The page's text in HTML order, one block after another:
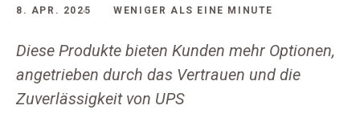
8. APR. 2025 WENIGER ALS EINE MINUTE
Diese Produkte bieten Kunden mehr Optionen,
angetrieben durch das Vertrauen und die
Zuverlässigkeit von UPS